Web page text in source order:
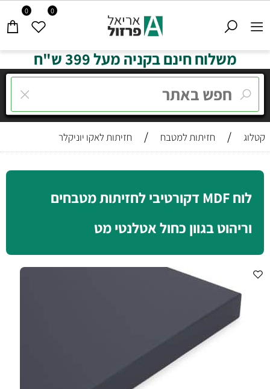
0 0
משלוח חינם בקניה מעל 399 ש"ח
קטלוג / חזיתות למטבח / חזיתות לאקו יוניקלר
לוח MDF דקורטיבי לחזיתות מטבחים
וריהוט בגוון כחול אטלנטי מט